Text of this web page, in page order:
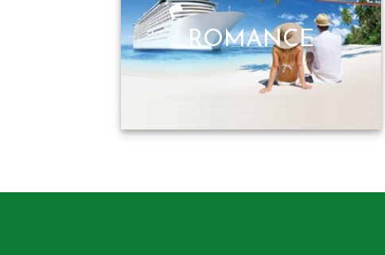
ROMANCE